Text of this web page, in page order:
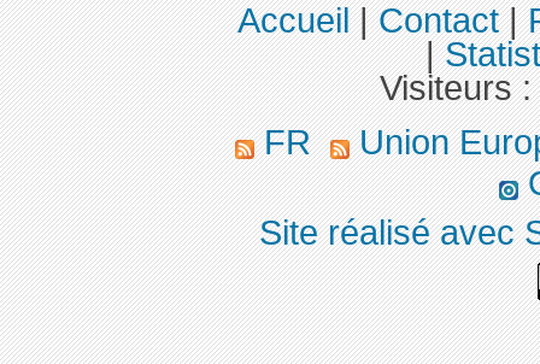
Accueil|Contact|
|
Visiteurs :
FR
Union
Site réalisé avec